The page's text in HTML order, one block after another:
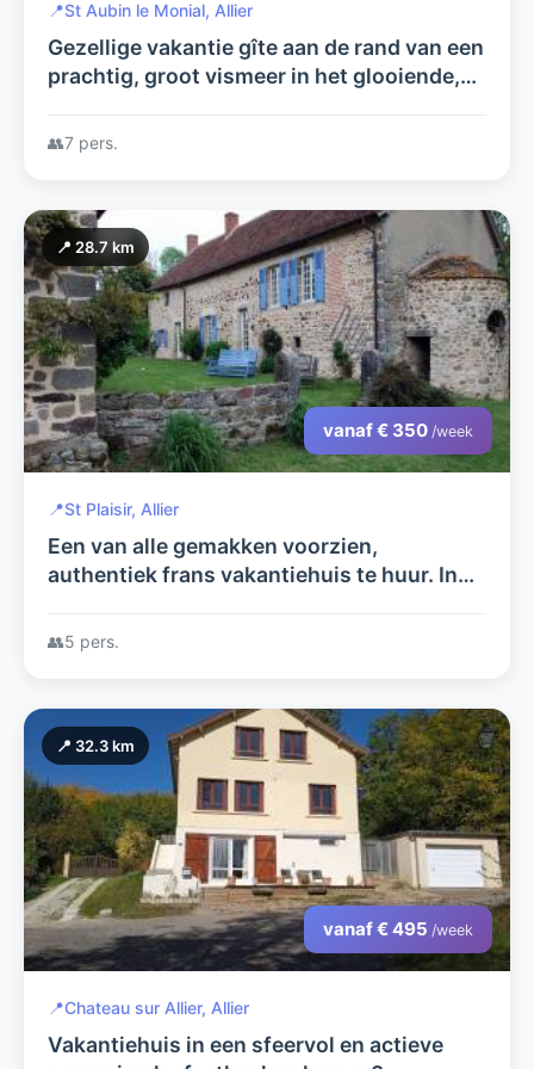
📍St Aubin le Monial, Allier
Gezellige vakantie gîte aan de rand van een
prachtig, groot vismeer in het glooiende,
Frankrijk.
👥7 pers.
📍 28.7 km
vanaf € 350 /week
📍St Plaisir, Allier
Een van alle gemakken voorzien,
authentiek frans vakantiehuis te huur. In
👥5 pers.
📍 32.3 km
vanaf € 495 /week
📍Chateau sur Allier, Allier
Vakantiehuis in een sfeervol en actieve